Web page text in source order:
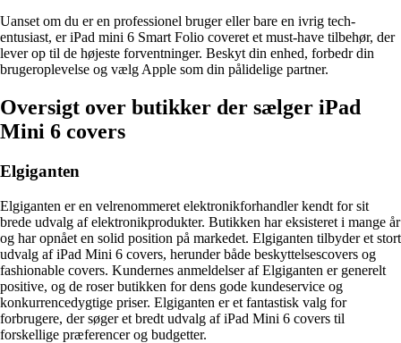
Uanset om du er en professionel bruger eller bare en ivrig tech-
entusiast, er iPad mini 6 Smart Folio coveret et must-have tilbehør, der
lever op til de højeste forventninger. Beskyt din enhed, forbedr din
brugeroplevelse og vælg Apple som din pålidelige partner.
Oversigt over butikker der sælger iPad
Mini 6 covers
Elgiganten
Elgiganten er en velrenommeret elektronikforhandler kendt for sit
brede udvalg af elektronikprodukter. Butikken har eksisteret i mange år
og har opnået en solid position på markedet. Elgiganten tilbyder et stort
udvalg af iPad Mini 6 covers, herunder både beskyttelsescovers og
fashionable covers. Kundernes anmeldelser af Elgiganten er generelt
positive, og de roser butikken for dens gode kundeservice og
konkurrencedygtige priser. Elgiganten er et fantastisk valg for
forbrugere, der søger et bredt udvalg af iPad Mini 6 covers til
forskellige præferencer og budgetter.